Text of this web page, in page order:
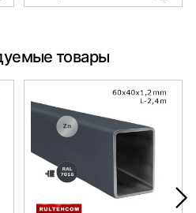
товары